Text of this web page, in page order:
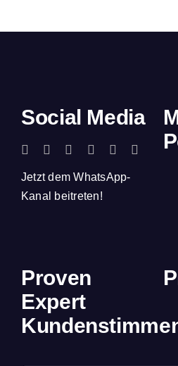
Social Media
Jetzt dem WhatsApp-
Kanal beitreten!
Proven
Expert